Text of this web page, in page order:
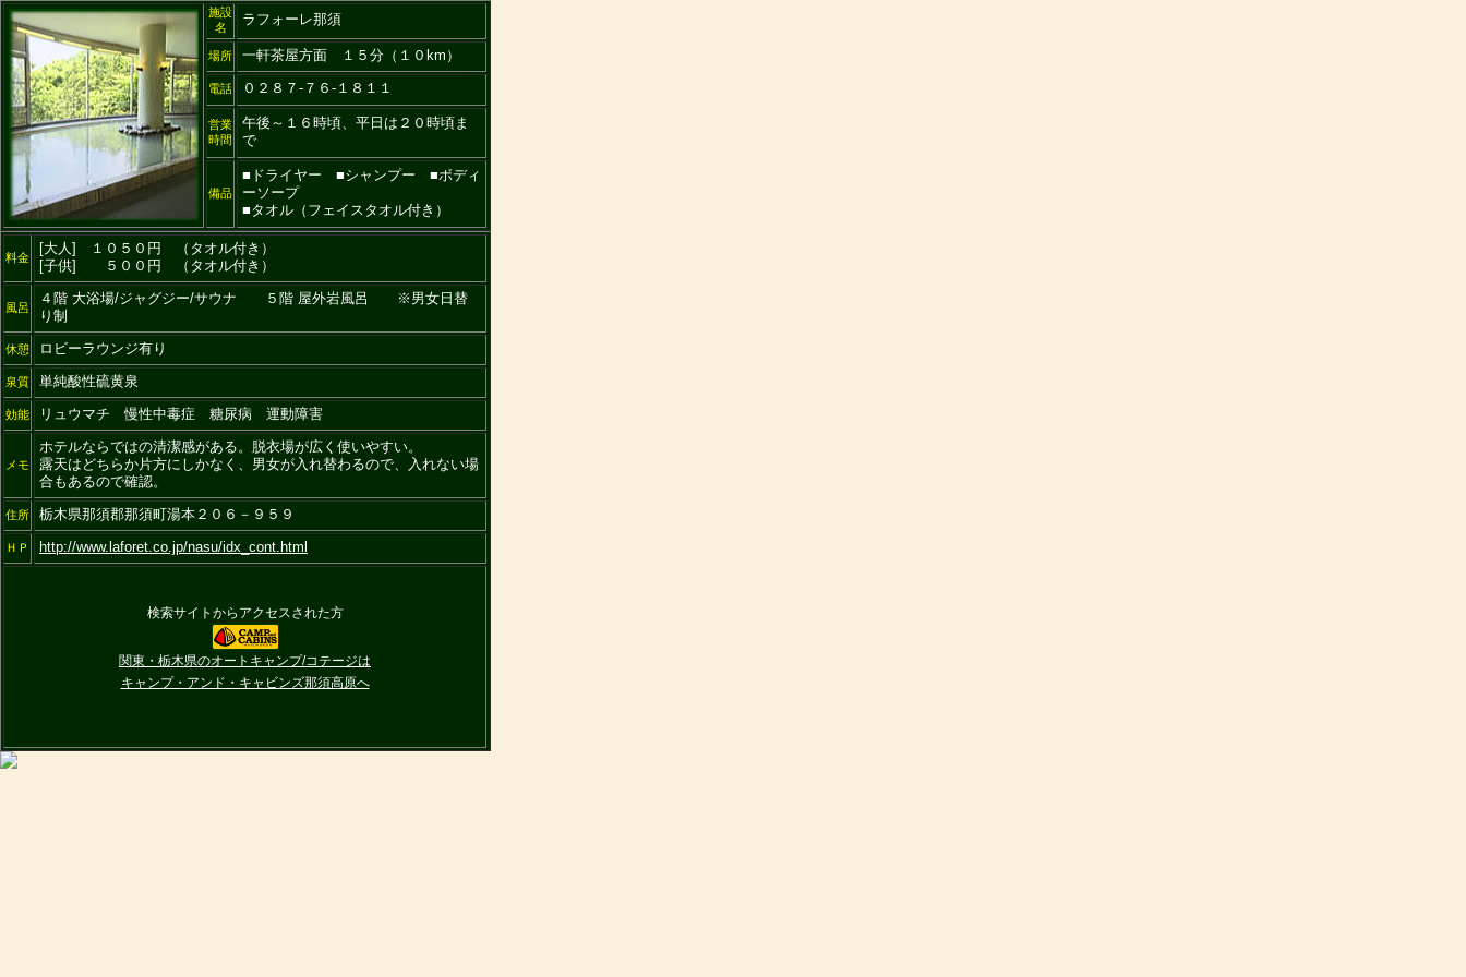
施設
名
ラフォーレ那須
場所 一軒茶屋方面 １５分（１０km）
電話 ０２８７-７６-１８１１
営業
時間
午後～１６時頃、平日は２０時頃ま
で
備品
■ドライヤー ■シャンプー ■ボディ
ーソープ
■タオル（フェイスタオル付き）
料金
[大人] １０５０円 （タオル付き）
[子供] ５００円 （タオル付き）
風呂
４階 大浴場/ジャグジー/サウナ ５階 屋外岩風呂 ※男女日替
り制
休憩 ロビーラウンジ有り
泉質 単純酸性硫黄泉
効能 リュウマチ 慢性中毒症 糖尿病 運動障害
メモ
ホテルならではの清潔感がある。脱衣場が広く使いやすい。
露天はどちらか片方にしかなく、男女が入れ替わるので、入れない場
合もあるので確認。
住所 栃木県那須郡那須町湯本２０６－９５９
ＨＰ http://www.laforet.co.jp/nasu/idx_cont.html
検索サイトからアクセスされた方
関東・栃木県のオートキャンプ/コテージは
キャンプ・アンド・キャビンズ那須高原へ